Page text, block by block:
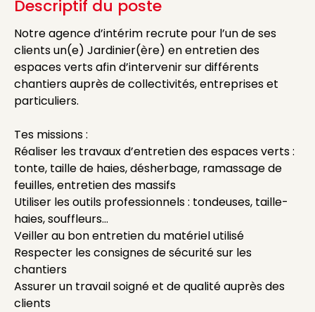
Descriptif du poste
Notre agence d’intérim recrute pour l’un de ses
clients un(e) Jardinier(ère) en entretien des
espaces verts afin d’intervenir sur différents
chantiers auprès de collectivités, entreprises et
particuliers.
Tes missions :
Réaliser les travaux d’entretien des espaces verts :
tonte, taille de haies, désherbage, ramassage de
feuilles, entretien des massifs
Utiliser les outils professionnels : tondeuses, taille-
haies, souffleurs…
Veiller au bon entretien du matériel utilisé
Respecter les consignes de sécurité sur les
chantiers
Assurer un travail soigné et de qualité auprès des
clients